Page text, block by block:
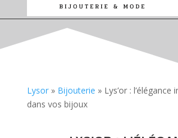
Lysor» Bijouterie » Lys’or :
dans vos bijoux